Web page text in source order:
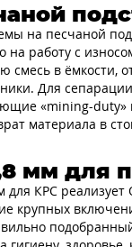
на песчаной
работу с
в ёмкости,
Для
«mining-
материала в
мм для
КРС
крупных